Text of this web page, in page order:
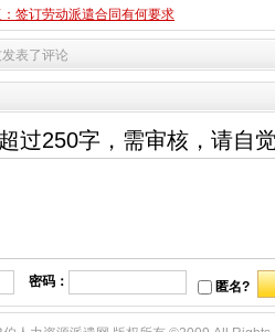
签订劳动派遣合同有何要求
表了评论
过250字，需审核，请自
密码： 匿名?